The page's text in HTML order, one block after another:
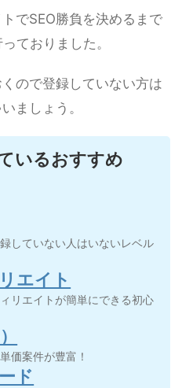
でSEO勝負を決めるまで
ておりました。
ので登録していない方は
ましょう。
いるおすすめ
していない人はいないレベル
エイト
リエイトが簡単にできる初心
価案件が豊富！
ド